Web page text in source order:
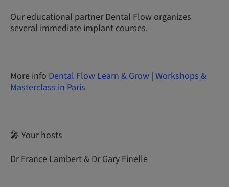
Our educational partner Dental Flow organizes
several immediate implant courses.
More info Dental Flow Learn & Grow | Workshops &
Masterclass in Paris
🎤 Your hosts
Dr France Lambert & Dr Gary Finelle